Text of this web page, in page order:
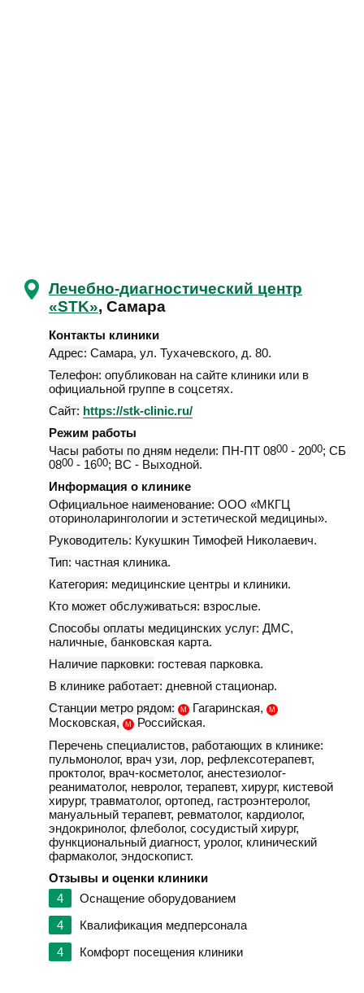
Лечебно-диагностический центр
«STK», Самара
Контакты клиники
Адрес: Самара, ул. Тухачевского, д. 80.
Телефон: опубликован на сайте клиники или в
официальной группе в соцсетях.
Сайт: https://stk-clinic.ru/
Режим работы
Часы работы по дням недели: ПН-ПТ 0800 - 2000; СБ
0800 - 1600; ВС - Выходной.
Информация о клинике
Официальное наименование: ООО «МКГЦ
оториноларингологии и эстетической медицины».
Руководитель: Кукушкин Тимофей Николаевич.
Тип: частная клиника.
Категория: медицинские центры и клиники.
Кто может обслуживаться: взрослые.
Способы оплаты медицинских услуг: ДМС,
наличные, банковская карта.
Наличие парковки: гостевая парковка.
В клинике работает: дневной стационар.
Станции метро рядом:
М Гагаринская, М
Московская, М
Российская.
Перечень специалистов, работающих в клинике:
пульмонолог, врач узи, лор, рефлексотерапевт,
проктолог, врач-косметолог, анестезиолог-
реаниматолог, невролог, терапевт, хирург, кистевой
хирург, травматолог, ортопед, гастроэнтеролог,
мануальный терапевт, ревматолог, кардиолог,
эндокринолог, флеболог, сосудистый хирург,
функциональный диагност, уролог, клинический
фармаколог, эндоскопист.
Отзывы и оценки клиники
4
Оснащение оборудованием
4
Квалификация медперсонала
4
Комфорт посещения клиники